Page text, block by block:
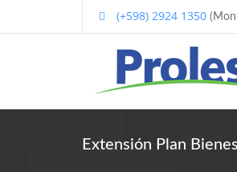
(+598) 2924 1350
Extensión Plan